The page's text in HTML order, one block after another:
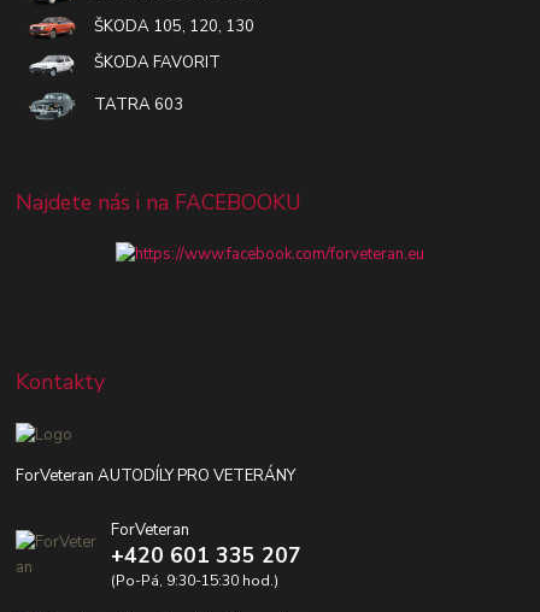
ŠKODA 105, 120, 130
ŠKODA FAVORIT
TATRA 603
Najdete nás i na FACEBOOKU
Kontakty
ForVeteran AUTODÍLY PRO VETERÁNY
ForVeteran
+420 601 335 207
(Po-Pá, 9:30-15:30 hod.)